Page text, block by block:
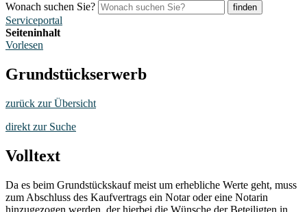
Wonach suchen Sie?
finden
Serviceportal
Seiteninhalt
Vorlesen
Grundstückserwerb
zurück zur Übersicht
direkt zur Suche
Volltext
Da es beim Grundstückskauf meist um erhebliche Werte geht, muss
zum Abschluss des Kaufvertrags ein Notar oder eine Notarin
hinzugezogen werden, der hierbei die Wünsche der Beteiligten in